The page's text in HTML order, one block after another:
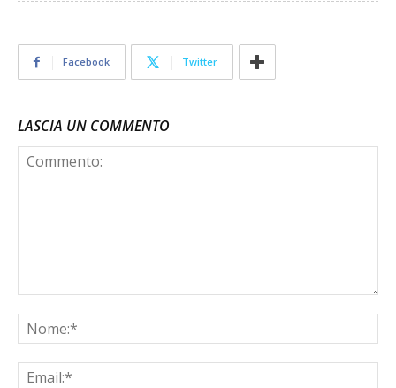
Facebook Twitter
LASCIA UN COMMENTO